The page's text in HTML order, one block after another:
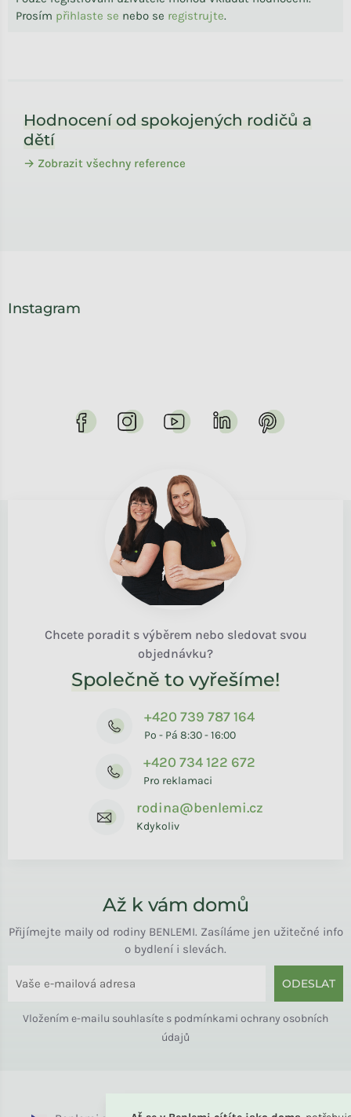
Prosím přihlaste se nebo se registrujte.
Hodnocení od spokojených rodičů a
dětí
→ Zobrazit všechny reference
Instagram
Chcete poradit s výběrem nebo sledovat svou
objednávku?
Společně to vyřešíme!
+420 739 787 164
Po - Pá 8:30 - 16:00
+420 734 122 672
Pro reklamaci
rodina@benlemi.cz
Kdykoliv
Až k vám domů
Přijímejte maily od rodiny BENLEMI. Zasíláme jen užitečné info
o bydlení i slevách.
ODESLAT
Vložením e-mailu souhlasíte s podmínkami ochrany osobních
údajů